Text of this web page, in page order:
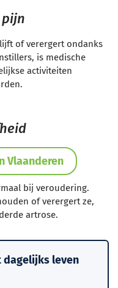
of verergert ondanks
is medische
activiteiten
Vlaanderen
bij veroudering.
of verergert ze,
artrose.
dagelijks leven